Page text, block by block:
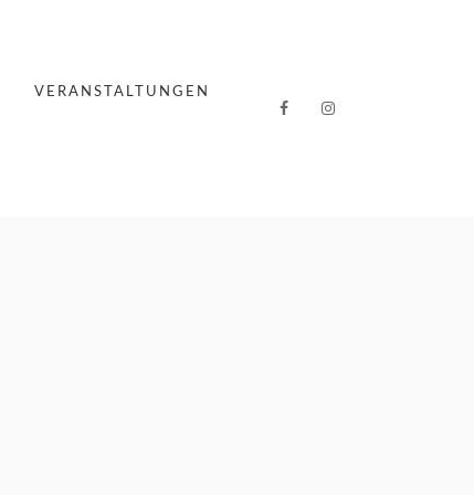
VERANSTALTUNGEN